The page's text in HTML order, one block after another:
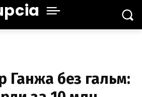
Ганжа без гальм: